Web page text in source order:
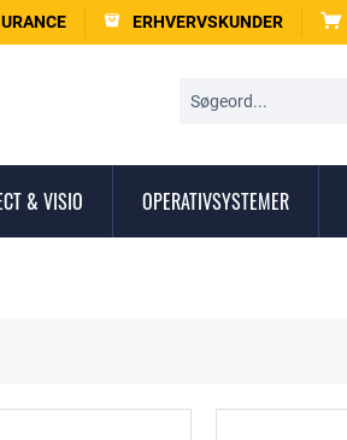
ERHVERVSKUNDER
& VISIO OPERATIVSYSTEMER